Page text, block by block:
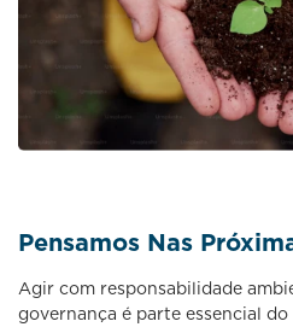
Pensamos Nas
Agir com responsabilidade
governança é parte essencial